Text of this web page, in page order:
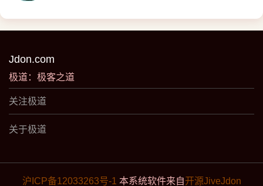
Jdon.com
极道：极客之道
关注极道
关于极道
沪ICP备12033263号-1 本系统软件来自开源JiveJdon